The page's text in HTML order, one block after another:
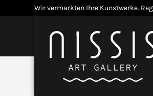
to
Wir vermarkten Ihre Kunstwerke.
Menü
Open
mobile
menu
Close
mobile
menu